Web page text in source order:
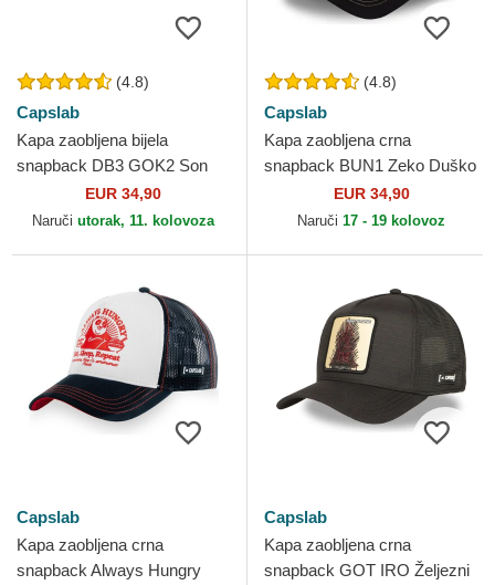
(4.8)
Capslab
Kapa zaobljena bijela
snapback DB3 GOK2 Son
Goku Dragon Ball Capslab
EUR 34,90
Naruči utorak, 11. kolovoza
(4.8)
Capslab
Kapa zaobljena crna
snapback BUN1 Zeko Duško
Looney Tunes Capslab
EUR 34,90
Naruči 17 - 19 kolovoz
Capslab
Kapa zaobljena crna
snapback Always Hungry
Capslab
Kapa zaobljena crna
snapback GOT IRO Željezni